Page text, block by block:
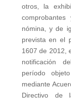
otros, la
nómina, y de
prevista en el
1607 de 2012,
notificación
período
mediante
Directivo de